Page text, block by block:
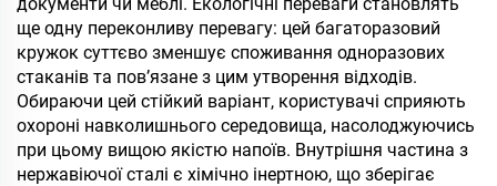
ще одну переконливу перевагу: цей багаторазовий
кружок суттєво зменшує споживання одноразових
стаканів та пов’язане з цим утворення відходів.
Обираючи цей стійкий варіант, користувачі сприяють
охороні навколишнього середовища, насолоджуючись
при цьому вищою якістю напоїв. Внутрішня частина з
нержавіючої сталі є хімічно інертною, що зберігає